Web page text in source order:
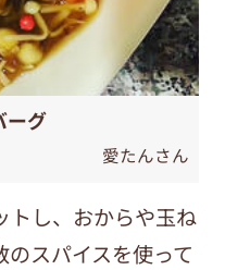
ーグ
愛たんさん
トし、おからや玉ね
スパイスを使って